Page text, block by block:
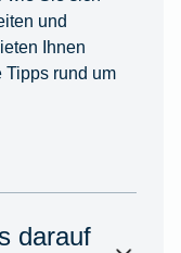
und
Ihnen
rund um
darauf